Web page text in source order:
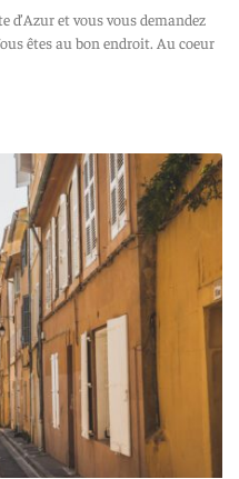
d’Azur et vous vous demandez
êtes au bon endroit. Au coeur